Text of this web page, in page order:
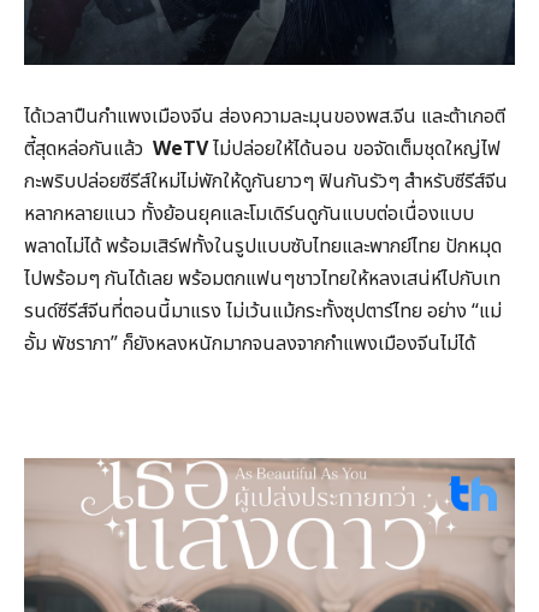
ได้เวลาปืนกำแพงเมืองจีน ส่องความละมุนของพส.จีน และต้าเกอตี
ตี้สุดหล่อกันแล้ว WeTVไม่ปล่อยให้ได้นอน ขอจัดเต็มชุดใหญ่ไฟ
กะพริบปล่อยซีรีส์ใหม่ไม่พักให้ดูกันยาวๆ ฟินกันรัวๆ สำหรับซีรีส์จีน
หลากหลายแนว ทั้งย้อนยุคและโมเดิร์นดูกันแบบต่อเนื่องแบบ
พลาดไม่ได้ พร้อมเสิร์ฟทั้งในรูปแบบซับไทยและพากย์ไทย ปักหมุด
ไปพร้อมๆ กันได้เลย พร้อมตกแฟนๆชาวไทยให้หลงเสน่ห์ไปกับเท
รนด์ซีรีส์จีนที่ตอนนี้มาแรง ไม่เว้นแม้กระทั้งซุปตาร์ไทย อย่าง “แม่
อั้ม พัชราภา” ก็ยังหลงหนักมากจนลงจากกำแพงเมืองจีนไม่ได้